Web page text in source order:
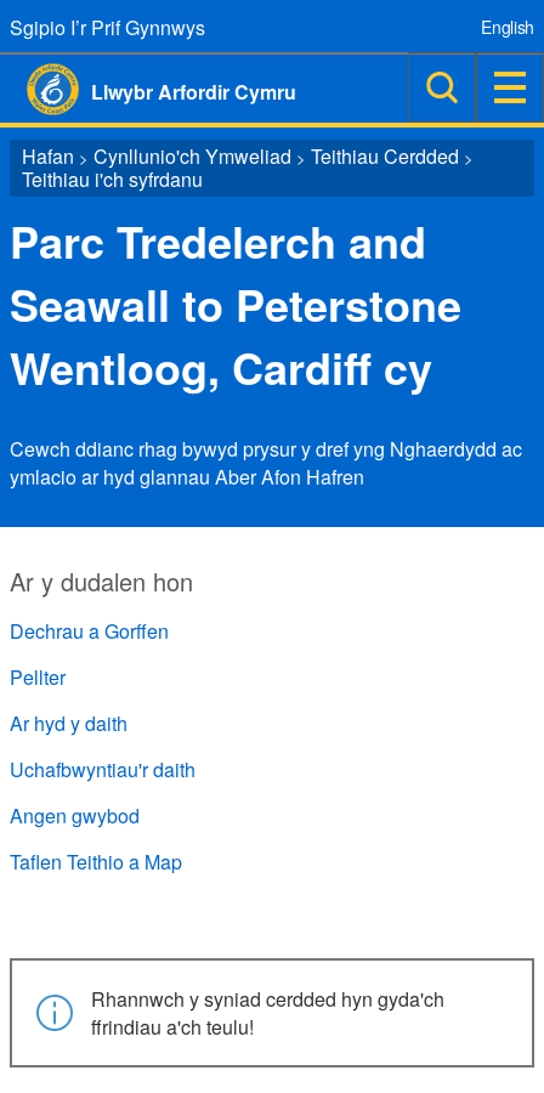
Sgipio I’r Prif Gynnwys
Llwybr Arfordir Cymru
English
Hafan > Cynllunio'ch Ymweliad > Teithiau Cerdded >
Teithiau i'ch syfrdanu
Parc Tredelerch and
Seawall to Peterstone
Wentloog, Cardiff cy
Cewch ddianc rhag bywyd prysur y dref yng Nghaerdydd ac
ymlacio ar hyd glannau Aber Afon Hafren
Ar y dudalen hon
Dechrau a Gorffen
Pellter
Ar hyd y daith
Uchafbwyntiau'r daith
Angen gwybod
Taflen Teithio a Map
Rhannwch y syniad cerdded hyn gyda'ch
ffrindiau a'ch teulu!